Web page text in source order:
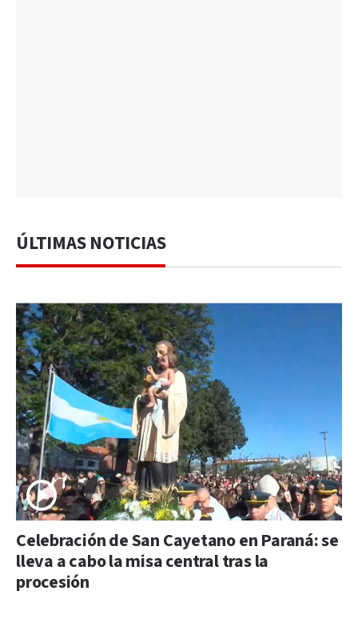
ÚLTIMAS NOTICIAS
Celebración de San Cayetano en Paraná: se
lleva a cabo la misa central tras la
procesión